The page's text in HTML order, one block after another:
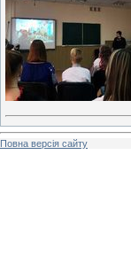
Повна версія сайту